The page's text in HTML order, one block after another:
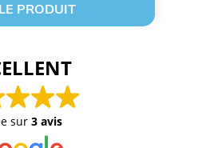
PRODUIT
sur3 avis